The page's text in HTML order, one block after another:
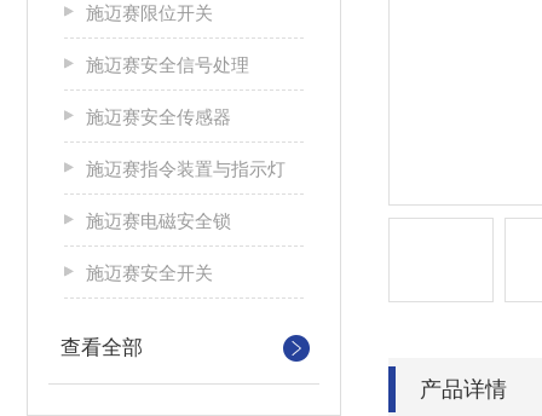
施迈赛限位开关
施迈赛安全信号处理
施迈赛安全传感器
施迈赛指令装置与指示灯
施迈赛电磁安全锁
施迈赛安全开关
查看全部
产品详情